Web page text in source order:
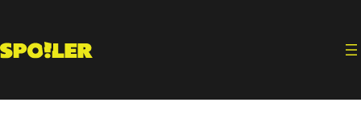
contenido